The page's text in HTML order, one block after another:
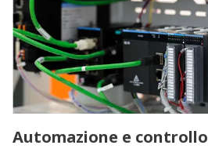
Automazione e controllo